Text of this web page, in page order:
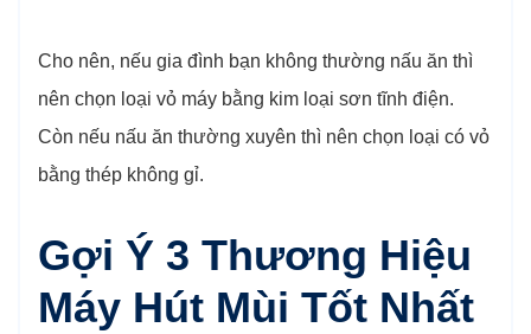
Cho nên, nếu gia đình bạn không thường nấu ăn thì
nên chọn loại vỏ máy bằng kim loại sơn tĩnh điện.
Còn nếu nấu ăn thường xuyên thì nên chọn loại có vỏ
bằng thép không gỉ.
Gợi Ý 3 Thương Hiệu
Máy Hút Mùi Tốt Nhất